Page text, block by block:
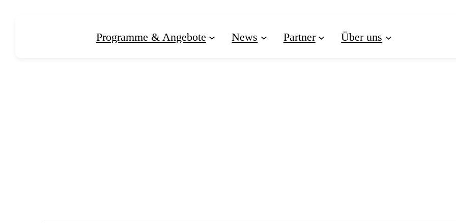
Programme & Angebote News Partner Über uns